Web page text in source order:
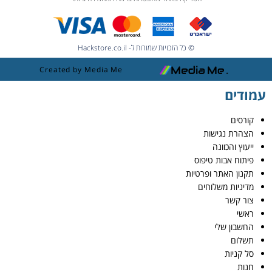
© כל הזכויות שמורות ל- Hackstore.co.il
Created by Media Me
עמודים
קורסים
הצהרת נגישות
ייעוץ והכוונה
פיתוח אבות טיפוס
תקנון האתר ופרטיות
מדיניות משלוחים
צור קשר
ראשי
החשבון שלי
תשלום
סל קניות
חנות